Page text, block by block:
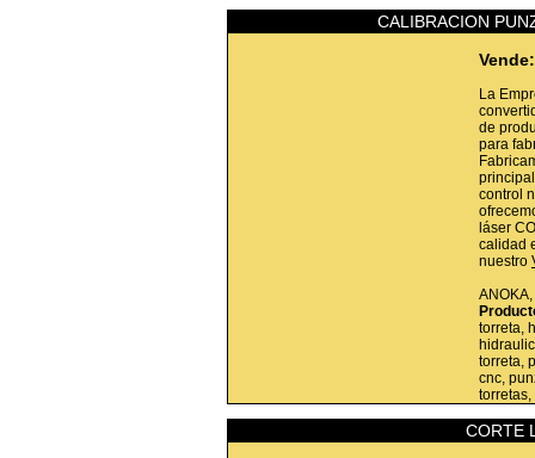
CALIBRACION
Vende:
La
de
para
control
láser
calidad
nuestro
ANOKA,
torreta,
torreta,
cnc,
CORTE